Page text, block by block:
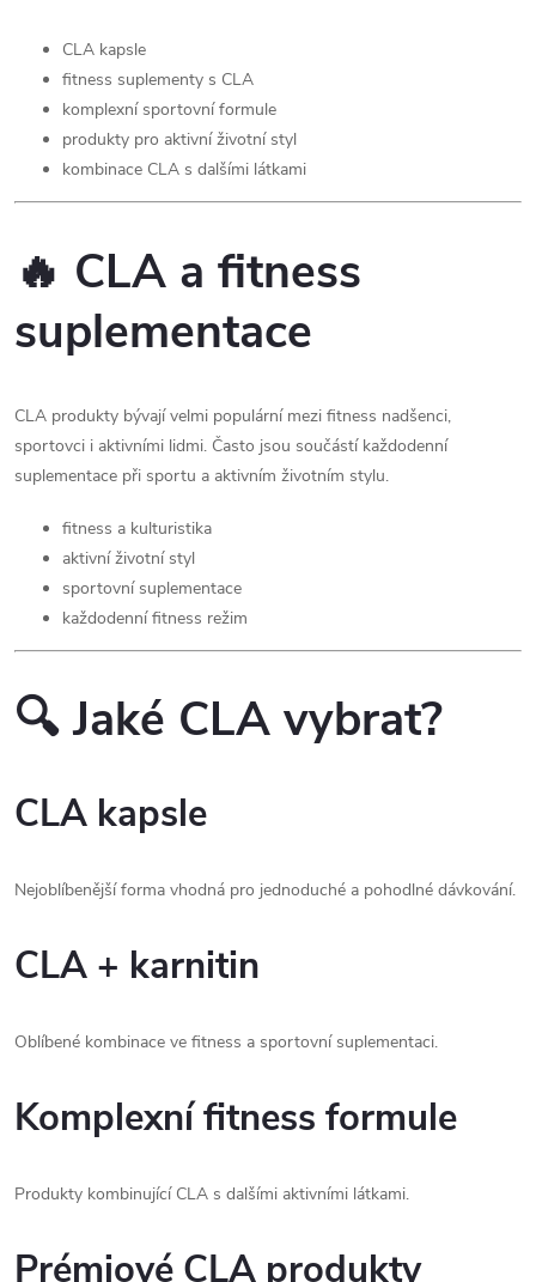
CLA kapsle
fitness suplementy s CLA
komplexní sportovní formule
produkty pro aktivní životní styl
kombinace CLA s dalšími látkami
🔥 CLA a fitness
suplementace
CLA produkty bývají velmi populární mezi fitness nadšenci,
sportovci i aktivními lidmi. Často jsou součástí každodenní
suplementace při sportu a aktivním životním stylu.
fitness a kulturistika
aktivní životní styl
sportovní suplementace
každodenní fitness režim
🔍 Jaké CLA vybrat?
CLA kapsle
Nejoblíbenější forma vhodná pro jednoduché a pohodlné dávkování.
CLA + karnitin
Oblíbené kombinace ve fitness a sportovní suplementaci.
Komplexní fitness formule
Produkty kombinující CLA s dalšími aktivními látkami.
Prémiové CLA produkty